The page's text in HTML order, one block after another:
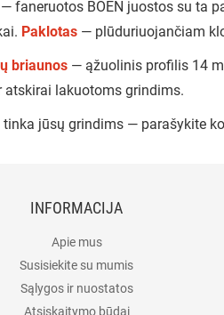
— faneruotos BOEN juostos su ta
Paklotas — plūduriuojančiam
briaunos — ąžuolinis profilis 14
atskirai lakuotoms grindims.
tinka jūsų grindims — parašykite
INFORMACIJA
Apie mus
Susisiekite su mumis
Sąlygos ir nuostatos
Atsiskaitymo būdai